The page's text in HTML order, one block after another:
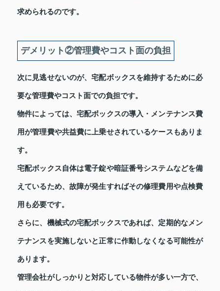
求められるのです。
デメリット②管理費やコスト面の負担
次に見逃せないのが、宅配ボックスを維持するために必
要な管理費やコスト面での負担です。
物件によっては、宅配ボックスの導入・メンテナンス費
用が管理費や共益費に上乗せされているケースもありま
す。
宅配ボックス自体は電子錠や暗証番号システムなどを備
えているため、故障が発生すればその修理費用や点検費
用も必要です。
さらに、機械式の宅配ボックスであれば、定期的なメン
テナンスを実施しないと正常に作動しなくなる可能性が
あります。
管理会社がしっかりと対応している物件が多い一方で、